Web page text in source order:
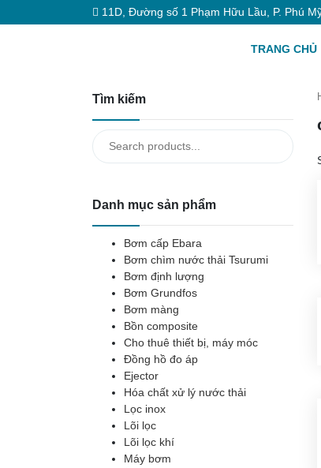
11D, Đường số 1 Phạm Hữu Lầu, P. Phú
TRANG CHỦ
Tìm kiếm
Search
for:
Danh mục sản phẩm
Bơm cấp Ebara
Bơm chìm nước thải Tsurumi
Bơm định lượng
Bơm Grundfos
Bơm màng
Bồn composite
Cho thuê thiết bị, máy móc
Đồng hồ đo áp
Ejector
Hóa chất xử lý nước thải
Lọc inox
Lõi lọc
Lõi lọc khí
Máy bơm